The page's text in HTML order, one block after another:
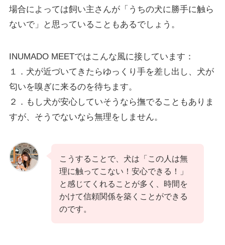
場合によっては飼い主さんが「うちの犬に勝手に触ら
ないで」と思っていることもあるでしょう。
INUMADO MEETではこんな風に接しています：
１．犬が近づいてきたらゆっくり手を差し出し、犬が
匂いを嗅ぎに来るのを待ちます。
２．もし犬が安心していそうなら撫でることもありま
すが、そうでないなら無理をしません。
こうすることで、犬は「この人は無
理に触ってこない！安心できる！」
と感じてくれることが多く、時間を
かけて信頼関係を築くことができる
のです。